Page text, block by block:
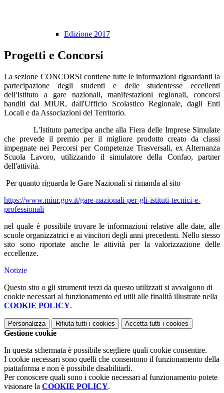
Edizione 2017
Progetti e Concorsi
La sezione CONCORSI contiene tutte le informazioni riguardanti la
partecipazione degli studenti e delle studentesse eccellenti
dell'Istituto a gare nazionali, manifestazioni regionali, concorsi
banditi dal MIUR, dall'Ufficio Scolastico Regionale, dagli Enti
Locali e da Associazioni del Territorio.
L'Istituto partecipa anche alla Fiera delle Imprese Simulate
che prevede il premio per il migliore prodotto creato da classi
impegnate nei Percorsi per Competenze Trasversali, ex Alternanza
Scuola Lavoro, utilizzando il simulatore della Confao, partner
dell'attività.
Per quanto riguarda le Gare Nazionali si rimanda al sito
https://www.miur.gov.it/gare-nazionali-per-gli-istituti-tecnici-e-
professionali
nel quale è possibile trovare le informazioni relative alle date, alle
scuole organizzatrici e ai vincitori degli anni precedenti. Nello stesso
sito sono riportate anche le attività per la valorizzazione delle
eccellenze.
Notizie
Questo sito o gli strumenti terzi da questo utilizzati si avvalgono di
cookie necessari al funzionamento ed utili alle finalità illustrate nella
COOKIE POLICY.
Personalizza Rifiuta tutti i cookies Accetta tutti i cookies
Gestione cookie
In questa schermata è possibile scegliere quali cookie consentire.
I cookie necessari sono quelli che consentono il funzionamento della
piattaforma e non è possibile disabilitarli.
Per conoscere quali sono i cookie necessari al funzionamento potete
visionare la COOKIE POLICY.